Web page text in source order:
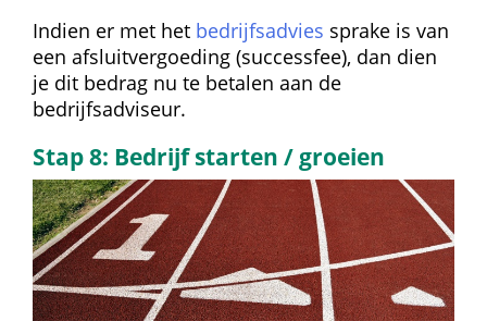
Indien er met het bedrijfsadvies sprake is van
een afsluitvergoeding (successfee), dan dien
je dit bedrag nu te betalen aan de
bedrijfsadviseur.
Stap 8: Bedrijf starten / groeien